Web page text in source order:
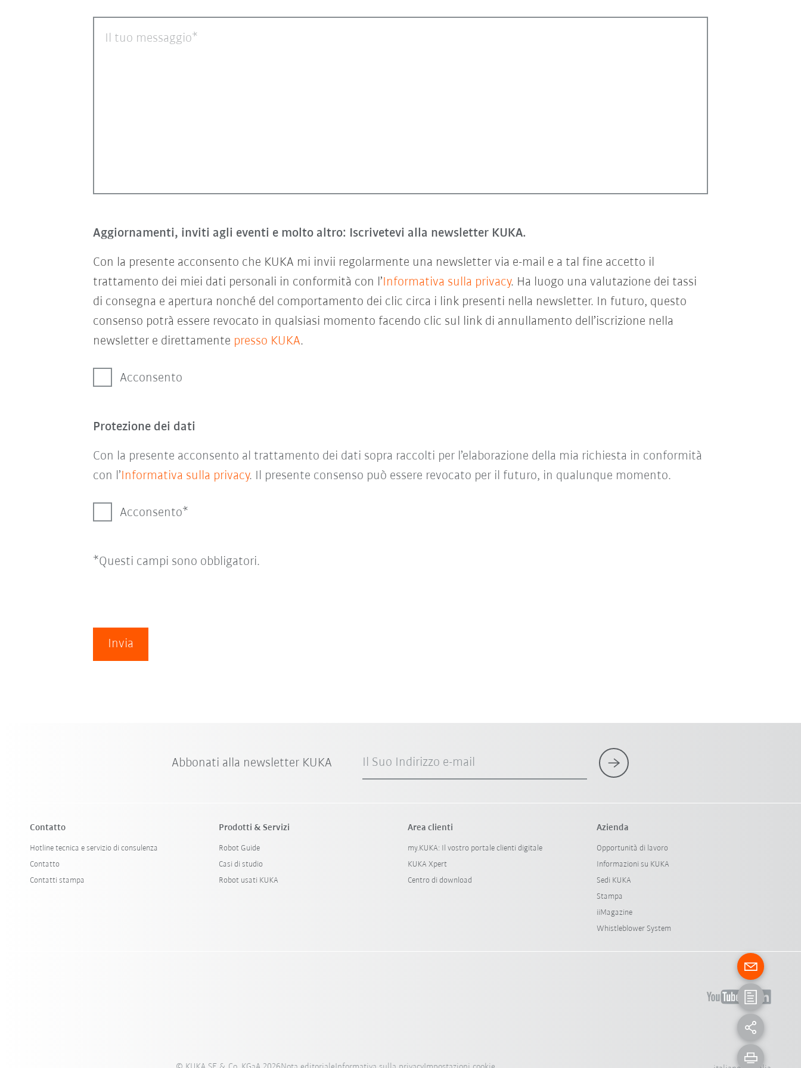
Il tuo messaggio
Aggiornamenti, inviti agli eventi e molto altro: Iscrivetevi alla newsletter KUKA.
Con la presente acconsento che KUKA mi invii regolarmente una newsletter via e-mail e a tal fine accetto il
trattamento dei miei dati personali in conformità con l’Informativa sulla privacy. Ha luogo una valutazione dei tassi
di consegna e apertura nonché del comportamento dei clic circa i link presenti nella newsletter. In futuro, questo
consenso potrà essere revocato in qualsiasi momento facendo clic sul link di annullamento dell’iscrizione nella
newsletter e direttamente presso KUKA.
Acconsento
Protezione dei dati
Con la presente acconsento al trattamento dei dati sopra raccolti per l’elaborazione della mia richiesta in conformità
con l’Informativa sulla privacy. Il presente consenso può essere revocato per il futuro, in qualunque momento.
Acconsento
*Questi campi sono obbligatori.
Invia
Abbonati alla newsletter KUKA Il Suo Indirizzo e-mail
Contatto
Hotline tecnica e servizio di consulenza
Contatto
Contatti stampa
Prodotti & Servizi
Robot Guide
Casi di studio
Robot usati KUKA
Area clienti
my.KUKA: Il vostro portale clienti digitale
KUKA Xpert
Centro di download
Azienda
Opportunità di lavoro
Informazioni su KUKA
Sedi KUKA
Stampa
iiMagazine
Whistleblower System